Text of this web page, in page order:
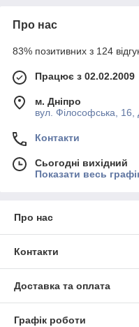
Про нас
83% позитивних з 124
Працює з 02.02.2009
м. Дніпро
вул. Філософська, 16,
Контакти
Сьогодні вихідний
Показати весь
Про нас
Контакти
Доставка та оплата
Графік роботи